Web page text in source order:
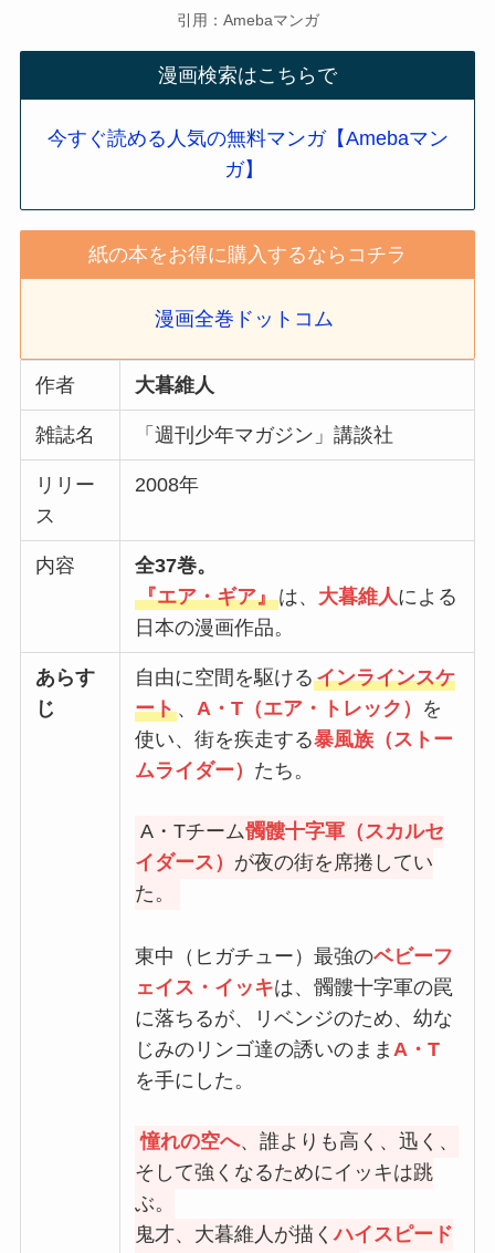
引用：Amebaマンガ
漫画検索はこちらで
今すぐ読める人気の無料マンガ【Amebaマン
ガ】
紙の本をお得に購入するならコチラ
漫画全巻ドットコム
作者 大暮維人
雑誌名 「週刊少年マガジン」講談社
リリー
ス
2008年
内容
全37巻。
『エア・ギア』は、 大暮維人 による
日本の漫画作品。
あらす
じ
自由に空間を駆けるインラインスケ
ート、 A・T（エア・トレック） を
使い、街を疾走する暴風族（ストー
ムライダー） たち。
A・Tチーム髑髏十字軍（スカルセ
イダース） が夜の街を席捲してい
た。
東中（ヒガチュー）最強のベビーフ
ェイス・イッキは、髑髏十字軍の罠
に落ちるが、リベンジのため、幼な
じみのリンゴ達の誘いのまま A・T
を手にした。
憧れの空へ、誰よりも高く、迅く、
そして強くなるためにイッキは跳
ぶ。
鬼才、大暮維人が描くハイスピード